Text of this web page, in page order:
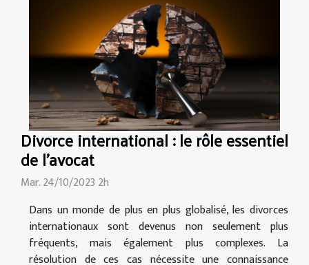
Divorce international : le rôle essentiel
de l'avocat
Mar. 24/10/2023 2h
Dans un monde de plus en plus globalisé, les divorces
internationaux sont devenus non seulement plus
fréquents, mais également plus complexes. La
résolution de ces cas nécessite une connaissance